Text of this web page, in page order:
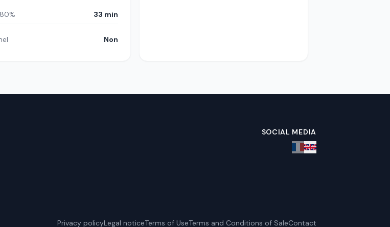
33 min
Non
SOCIAL MEDIA
Privacy policyLegal noticeTerms of UseTerms and Conditions of SaleContact